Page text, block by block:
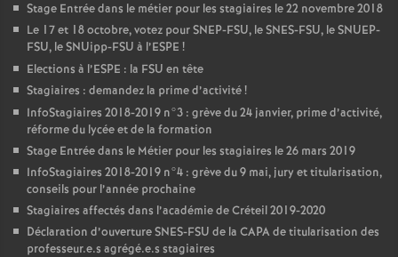
Stage Entrée dans le métier pour les stagiaires le 22 novembre 2018
Le 17 et 18 octobre, votez pourSNEP-FSU, leSNES-FSU, leSNUEP-
FSU, le SNUipp-FSU à l’ESPE !
Elections à l’ESPE : la FSU en tête
Stagiaires : demandez la prime d’activité!
InfoStagiaires 2018-2019 n°3 : grève du 24 janvier, prime d’activité,
réforme du lycée et de la formation
Stage Entrée dans le Métier pour les stagiaires le 26 mars 2019
InfoStagiaires 2018-2019 n°4 : grève du 9 mai, jury et titularisation,
conseils pour l’année prochaine
Stagiaires affectés dans l’académie de Créteil 2019-2020
Déclaration d’ouvertureSNES-FSU de la CAPAde titularisation des
professeur.e.s agrégé.e.s stagiaires